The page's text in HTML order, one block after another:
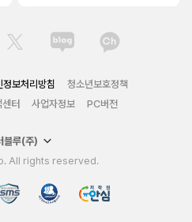
정보처리방침
청소년보호정책
터 사업자정보 PC버전
블루(주)
All rights reserved.